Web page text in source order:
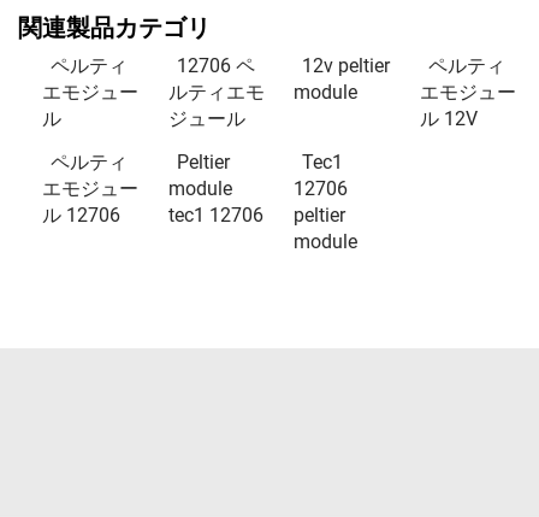
関連製品カテゴリ
ペルティ
エモジュー
ル
12706 ペ
ルティエモ
ジュール
12v peltier
module
ペルティ
エモジュー
ル 12V
ペルティ
エモジュー
ル 12706
Peltier
module
tec1 12706
Tec1
12706
peltier
module